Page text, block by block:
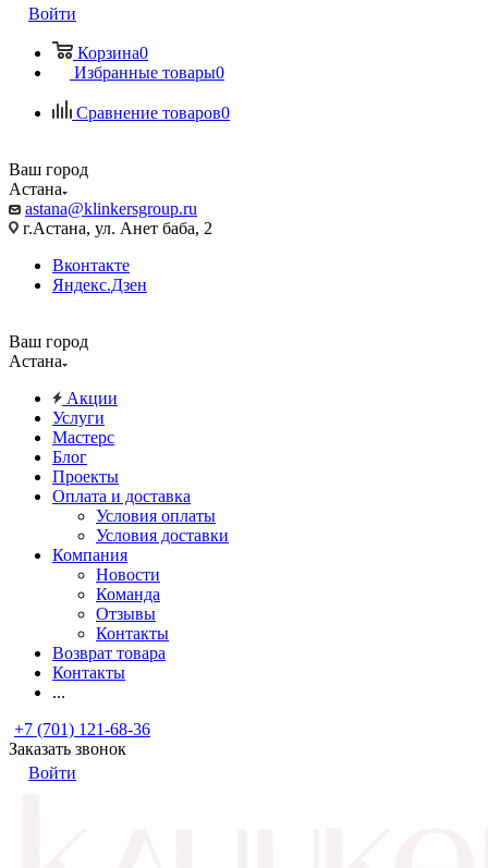
Войти
Корзина0
Избранные товары0
Сравнение товаров0
Ваш город
Астана
astana@klinkersgroup.ru
г.Астана, ул. Анет баба, 2
Вконтакте
Яндекс.Дзен
Ваш город
Астана
Акции
Услуги
Мастерс
Блог
Проекты
Оплата и доставка
Условия оплаты
Условия доставки
Компания
Новости
Команда
Отзывы
Контакты
Возврат товара
Контакты
...
+7 (701) 121-68-36
Заказать звонок
Войти